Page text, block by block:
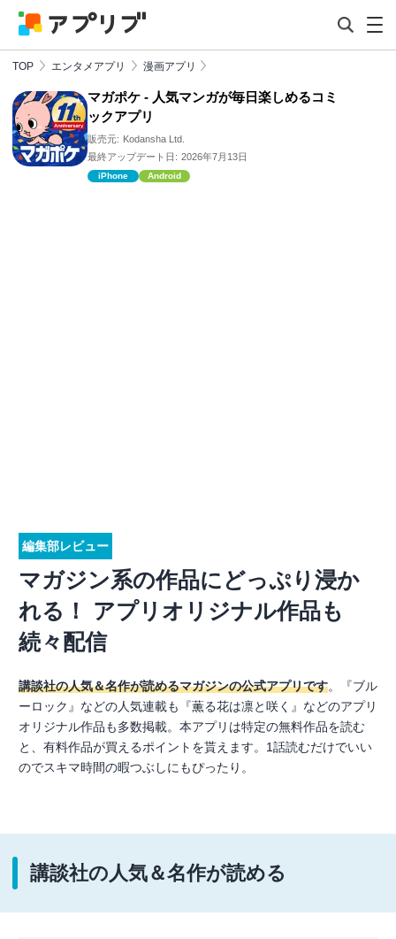
TOP エンタメアプリ 漫画アプリ
マガポケ - 人気マンガが毎日楽しめるコミ
ックアプリ
販売元: Kodansha Ltd.
最終アップデート日: 2026年7月13日
iPhone Android
編集部レビュー
マガジン系の作品にどっぷり浸か
れる！ アプリオリジナル作品も
続々配信
講談社の人気＆名作が読めるマガジンの公式アプリです。『ブル
ーロック』などの人気連載も『薫る花は凛と咲く』などのアプリ
オリジナル作品も多数掲載。本アプリは特定の無料作品を読む
と、有料作品が買えるポイントを貰えます。1話読むだけでいい
のでスキマ時間の暇つぶしにもぴったり。
講談社の人気＆名作が読める